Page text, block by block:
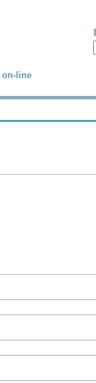
on-line